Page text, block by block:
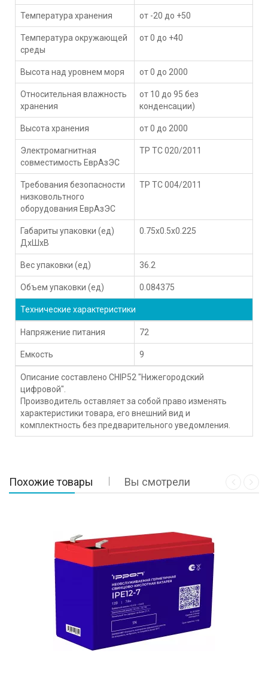
Температура хранения от -20 до +50
Температура окружающей
среды
от 0 до +40
Высота над уровнем моря от 0 до 2000
Относительная влажность
хранения
от 10 до 95 без
конденсации)
Высота хранения от 0 до 2000
Электромагнитная
совместимость ЕврАзЭС
ТР ТС 020/2011
Требования безопасности
низковольтного
оборудования ЕврАзЭС
ТР ТС 004/2011
Габариты упаковки (ед)
ДхШхВ
0.75x0.5x0.225
Вес упаковки (ед) 36.2
Объем упаковки (ед) 0.084375
Технические характеристики
Напряжение питания 72
Емкость 9
Описание составлено CHIP52 "Нижегородский
цифровой".
Производитель оставляет за собой право изменять
характеристики товара, его внешний вид и
комплектность без предварительного уведомления.
Похожие товары Вы смотрели